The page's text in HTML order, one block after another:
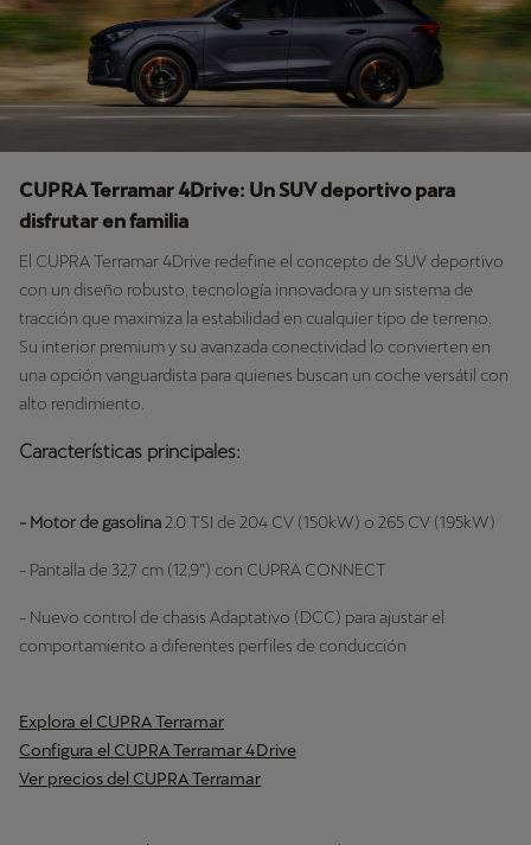
CUPRA Terramar 4Drive: Un SUV deportivo para
disfrutar en familia
El CUPRA Terramar 4Drive redefine el concepto de SUV deportivo
con un diseño robusto, tecnología innovadora y un sistema de
tracción que maximiza la estabilidad en cualquier tipo de terreno.
Su interior premium y su avanzada conectividad lo convierten en
una opción vanguardista para quienes buscan un coche versátil con
alto rendimiento.
Características principales:
- Motor de gasolina 2.0 TSI de 204 CV (150kW) o 265 CV (195kW)
- Pantalla de 32,7 cm (12,9”) con CUPRA CONNECT
- Nuevo control de chasis Adaptativo (DCC) para ajustar el
comportamiento a diferentes perfiles de conducción
Explora el CUPRA Terramar
Configura el CUPRA Terramar 4Drive
Ver precios del CUPRA Terramar